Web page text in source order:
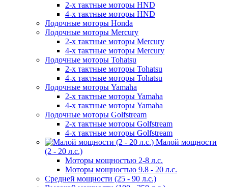
2-х тактные моторы HND
4-х тактные моторы HND
Лодочные моторы Honda
Лодочные моторы Mercury
2-х тактные моторы Mercury
4-х тактные моторы Mercury
Лодочные моторы Tohatsu
2-х тактные моторы Tohatsu
4-х тактные моторы Tohatsu
Лодочные моторы Yamaha
2-х тактные моторы Yamaha
4-х тактные моторы Yamaha
Лодочные моторы Golfstream
2-х тактные моторы Golfstream
4-х тактные моторы Golfstream
Малой мощности
(2 - 20 л.с.)
Моторы мощностью 2-8 л.с.
Моторы мощностью 9.8 - 20 л.с.
Средней мощности (25 - 90 л.с.)